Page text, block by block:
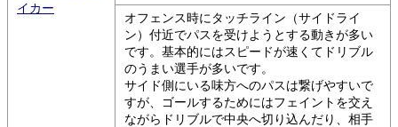
イカー
オフェンス時にタッチライン（サイドライ
ン）付近でパスを受けようとする動きが多い
です。基本的にはスピードが速くてドリブル
のうまい選手が多いです。
サイド側にいる味方へのパスは繋げやすいで
すが、ゴールするためにはフェイントを交え
ながらドリブルで中央へ切り込んだり、相手